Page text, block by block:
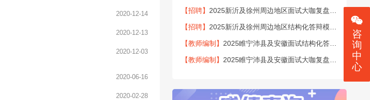
2020-12-14
2020-12-13
2020-12-03
2020-06-16
2020-02-28
【招聘】 2025新沂及徐州周边地区面试大咖复盘安排
【招聘】 2025新沂及徐州周边地区结构化答辩模考安排
【教师编制】 2025睢宁沛县及安徽面试结构化答辩模考安排
【教师编制】 2025睢宁沛县及安徽面试大咖复盘安排
咨
询
中
心